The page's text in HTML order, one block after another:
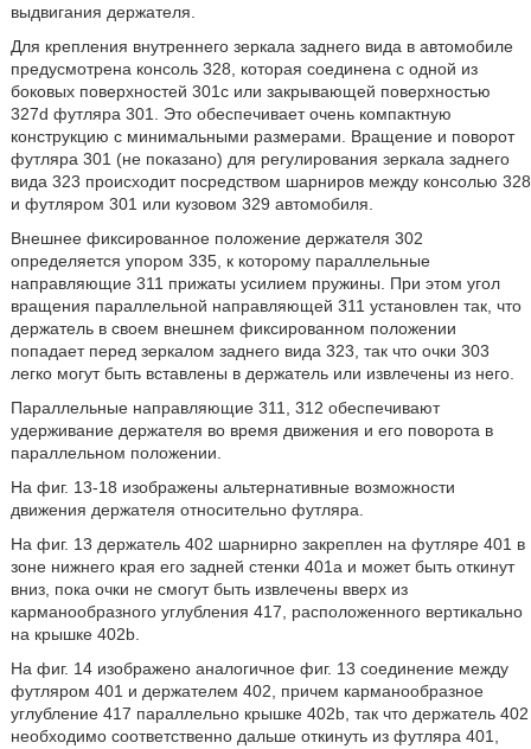
выдвигания держателя.
Для крепления внутреннего зеркала заднего вида в автомобиле
предусмотрена консоль 328, которая соединена с одной из
боковых поверхностей 301c или закрывающей поверхностью
327d футляра 301. Это обеспечивает очень компактную
конструкцию с минимальными размерами. Вращение и поворот
футляра 301 (не показано) для регулирования зеркала заднего
вида 323 происходит посредством шарниров между консолью 328
и футляром 301 или кузовом 329 автомобиля.
Внешнее фиксированное положение держателя 302
определяется упором 335, к которому параллельные
направляющие 311 прижаты усилием пружины. При этом угол
вращения параллельной направляющей 311 установлен так, что
держатель в своем внешнем фиксированном положении
попадает перед зеркалом заднего вида 323, так что очки 303
легко могут быть вставлены в держатель или извлечены из него.
Параллельные направляющие 311, 312 обеспечивают
удерживание держателя во время движения и его поворота в
параллельном положении.
На фиг. 13-18 изображены альтернативные возможности
движения держателя относительно футляра.
На фиг. 13 держатель 402 шарнирно закреплен на футляре 401 в
зоне нижнего края его задней стенки 401a и может быть откинут
вниз, пока очки не смогут быть извлечены вверх из
карманообразного углубления 417, расположенного вертикально
на крышке 402b.
На фиг. 14 изображено аналогичное фиг. 13 соединение между
футляром 401 и держателем 402, причем карманообразное
углубление 417 параллельно крышке 402b, так что держатель 402
необходимо соответственно дальше откинуть из футляра 401,